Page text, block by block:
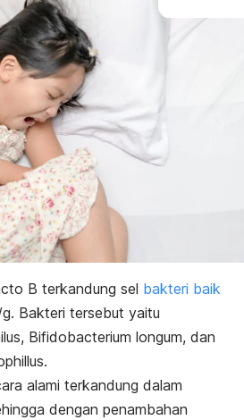
B terkandung sel bakteri baik
Bakteri tersebut yaitu
, Bifidobacterium longum, dan
.
alami terkandung dalam
dengan penambahan